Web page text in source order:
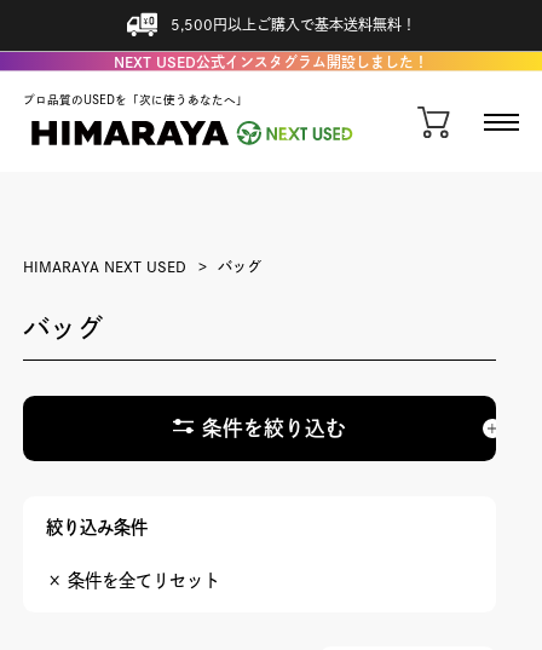
5,500円以上ご購入で基本送料無料！
NEXT USED公式インスタグラム開設しました！
プロ品質のUSEDを「次に使うあなたへ」
HIMARAYA NEXT USED バッグ
バッグ
条件を絞り込む
絞り込み条件
× 条件を全てリセット